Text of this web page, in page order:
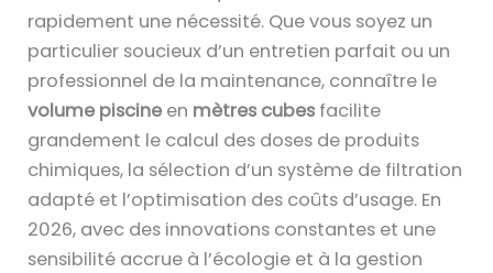
rapidement une nécessité. Que vous soyez un
particulier soucieux d’un entretien parfait ou un
professionnel de la maintenance, connaître le
volume piscine en mètres cubes facilite
grandement le calcul des doses de produits
chimiques, la sélection d’un système de filtration
adapté et l’optimisation des coûts d’usage. En
2026, avec des innovations constantes et une
sensibilité accrue à l’écologie et à la gestion